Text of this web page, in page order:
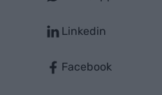
Linkedin
Facebook